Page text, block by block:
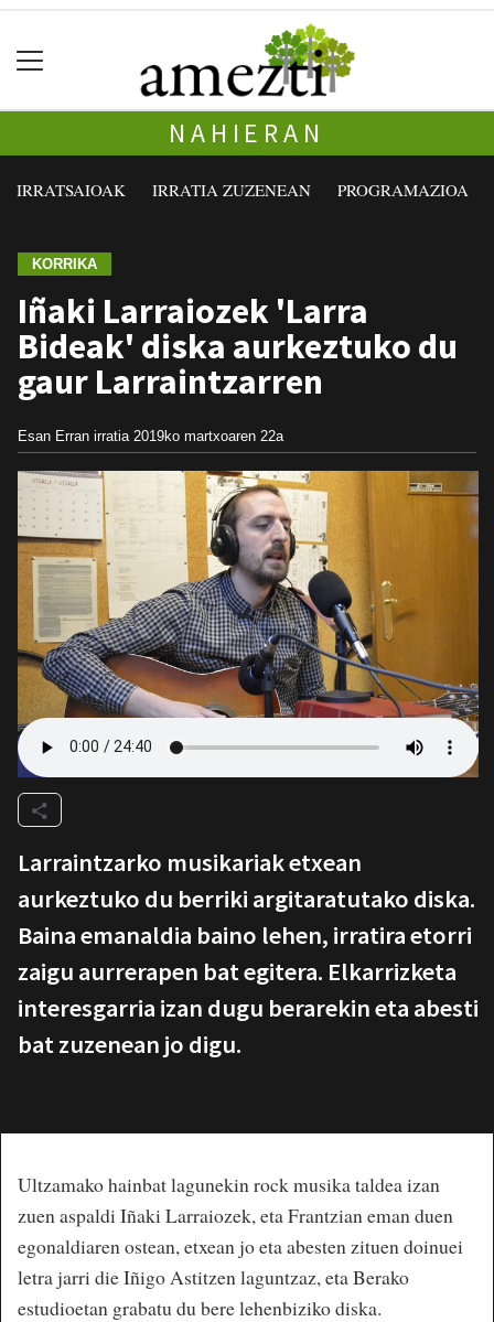
NAHIERAN
IRRATSAIOAK IRRATIA ZUZENEAN PROGRAMAZIOA
KORRIKA
Iñaki Larraiozek 'Larra
Bideak' diska aurkeztuko du
gaur Larraintzarren
Esan Erran irratia 2019ko martxoaren 22a
Larraintzarko musikariak etxean
aurkeztuko du berriki argitaratutako diska.
Baina emanaldia baino lehen, irratira etorri
zaigu aurrerapen bat egitera. Elkarrizketa
interesgarria izan dugu berarekin eta abesti
bat zuzenean jo digu.
Ultzamako hainbat lagunekin rock musika taldea izan
zuen aspaldi Iñaki Larraiozek, eta Frantzian eman duen
egonaldiaren ostean, etxean jo eta abesten zituen doinuei
letra jarri die Iñigo Astitzen laguntzaz, eta Berako
estudioetan grabatu du bere lehenbiziko diska.